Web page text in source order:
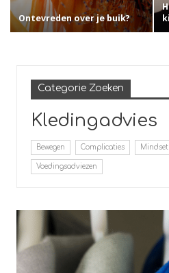
Ontevreden over je buik?
Categorie Zoeken
Kledingadvies
Bewegen Complicaties Mindset
Voedingsadviezen